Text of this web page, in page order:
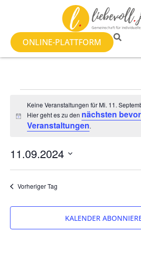
ONLINE-PLATTFORM
Hinweis
Keine Veranstaltungen für Mi. 11.
Hier geht es zu den nächsten
Veranstaltungen.
11.09.2024
wählen.
Vorheriger Tag
KALENDER